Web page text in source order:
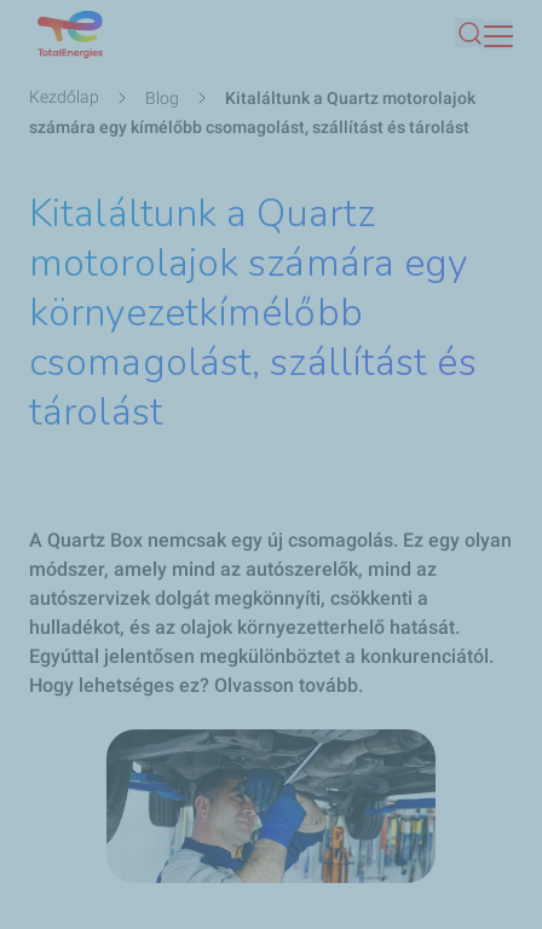
tartalomra
Keresés
Morzsa
Kezdőlap Blog
Kitaláltunk a Quartz motorolajok
számára egy kímélőbb csomagolást, szállítást és tárolást
Kitaláltunk a Quartz
motorolajok számára egy
környezetkímélőbb
csomagolást, szállítást és
tárolást
A Quartz Box nemcsak egy új csomagolás. Ez egy olyan
módszer, amely mind az autószerelők, mind az
autószervizek dolgát megkönnyíti, csökkenti a
hulladékot, és az olajok környezetterhelő hatását.
Egyúttal jelentősen megkülönböztet a konkurenciától.
Hogy lehetséges ez? Olvasson tovább.